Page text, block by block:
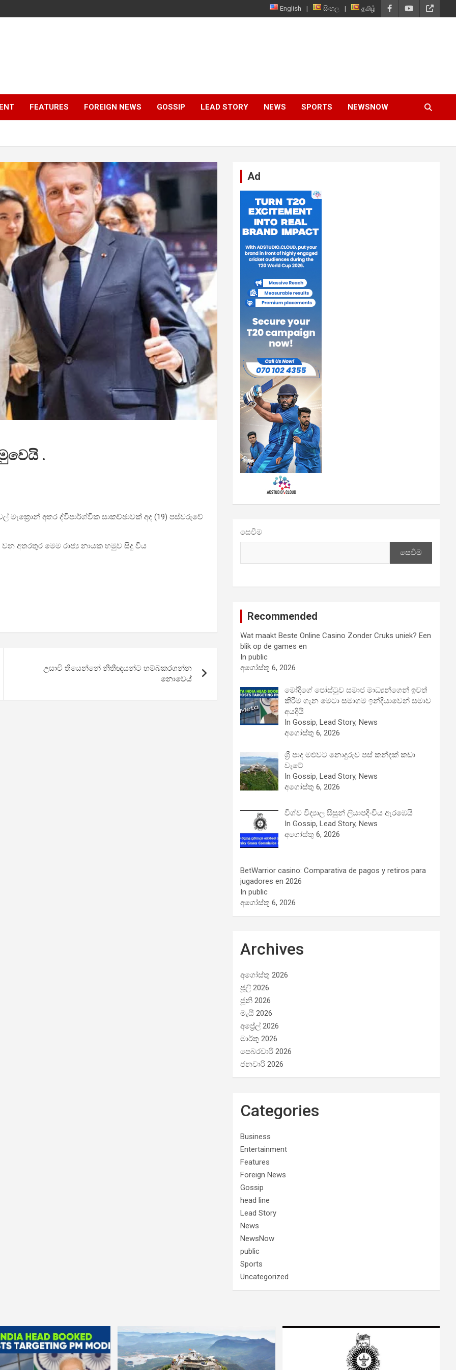
English සිංහල தமிழ்
FEATURES FOREIGN NEWS GOSSIP LEAD STORY NEWS SPORTS NEWSNOW
.
මැක්‍රොන් අතර ද්විපාර්ශ්වික සාකච්ඡාවක් අද (19) පස්වරුවේ
අතරතුර මෙම රාජ්‍ය නායක හමුව සිදු විය
උසාවි තියෙන්නේ නීතීඥයන්ට හම්බකරගන්න
නොවෙය්
Ad
සෙවීම
සෙවීම
Recommended
Wat maakt Beste Online Casino Zonder Cruks uniek? Een
blik op de games en
In public
අගෝස්තු 6, 2026
මෝදිගේ පෝස්ටුව සමාජ මාධ්‍යන්ගෙන් ඉවත්
කිරීම ගැන මෙටා සමාගම ඉන්දියාවෙන් සමාව
අයදියි
In Gossip, Lead Story, News
අගෝස්තු 6, 2026
ශ්‍රී පාද මළුවට නොදුරුව පස් කන්දක් කඩා
වැටේ
In Gossip, Lead Story, News
අගෝස්තු 6, 2026
විශ්ව විද්‍යාල සිසුන් ලියාපදිංචිය ඇරඹෙයි
In Gossip, Lead Story, News
අගෝස්තු 6, 2026
BetWarrior casino: Comparativa de pagos y retiros para
jugadores en 2026
In public
අගෝස්තු 6, 2026
Archives
අගෝස්තු 2026
ජූලි 2026
ජූනි 2026
මැයි 2026
අප්‍රේල් 2026
මාර්තු 2026
පෙබරවාරි 2026
ජනවාරි 2026
Categories
Business
Entertainment
Features
Foreign News
Gossip
head line
Lead Story
News
NewsNow
public
Sports
Uncategorized